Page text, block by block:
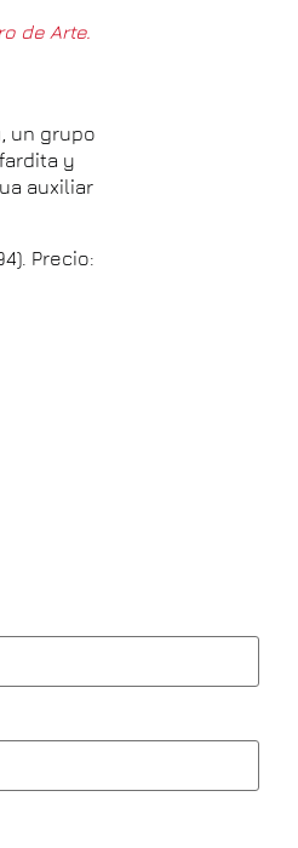
de Arte.
, un grupo
y
auxiliar
Precio: